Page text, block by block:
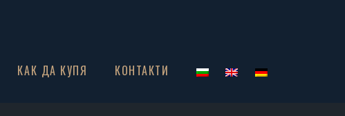
КАК ДА КУПЯ КОНТАКТИ